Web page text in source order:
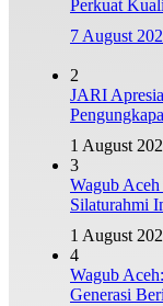
Perkuat
7 August
2
JARI
1 August
3
Wagub
Silaturahmi
1 August
4
Wagub
Generasi